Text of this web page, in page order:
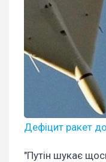
Дефіцит ракет
"Путін шукає